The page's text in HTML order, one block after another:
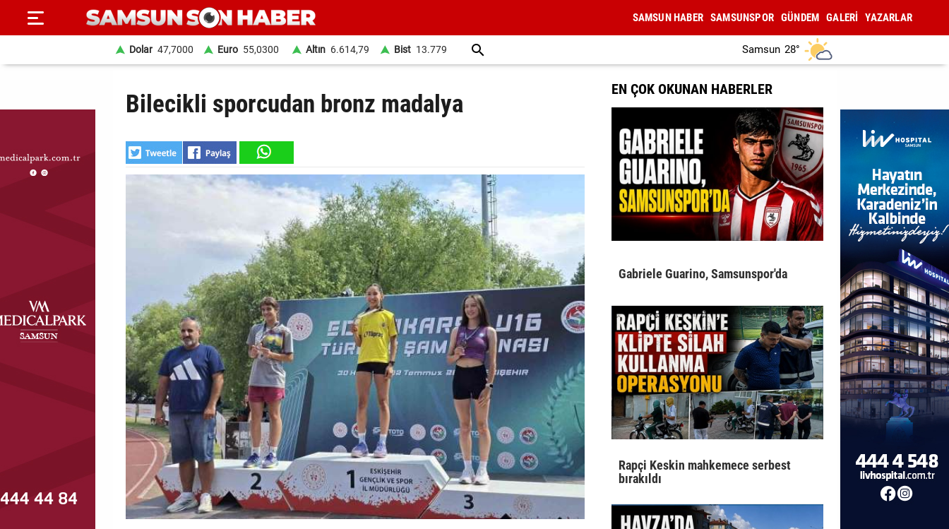
SAYFA
HABER
DÜNYA
MAGAZİN
Künye
SAMSUN HABER SAMSUNSPOR GÜNDEM GALERİ YAZARLAR
Dolar 47,7000 Euro 55,0300 Altın 6.614,79 Bist 13.779 Samsun 28°
Bilecikli sporcudan bronz madalya
EN ÇOK OKUNAN HABERLER
Gabriele Guarino, Samsunspor'da
Rapçi Keskin mahkemece serbest
bırakıldı